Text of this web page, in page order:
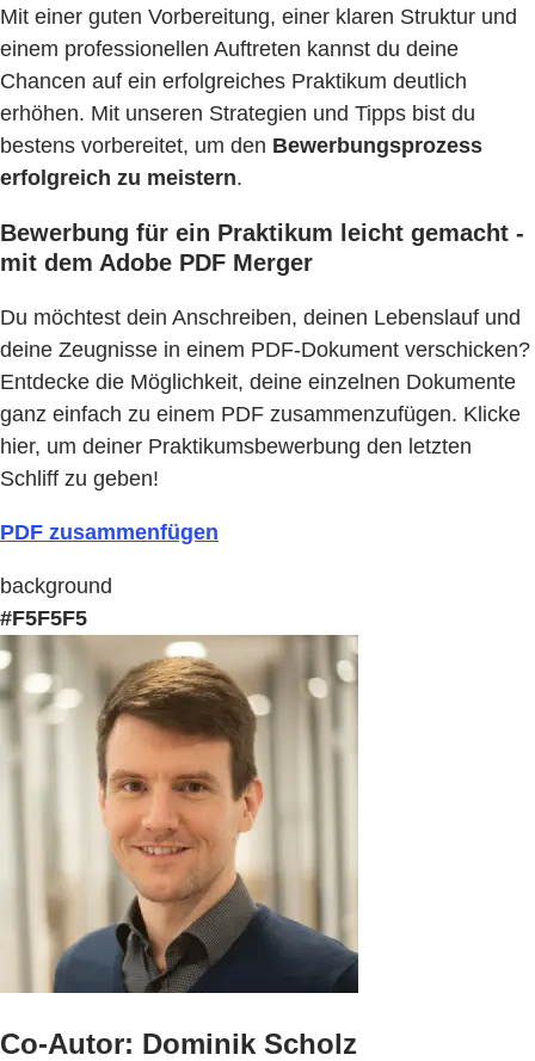
Mit einer guten Vorbereitung, einer klaren Struktur und
einem professionellen Auftreten kannst du deine
Chancen auf ein erfolgreiches Praktikum deutlich
erhöhen. Mit unseren Strategien und Tipps bist du
bestens vorbereitet, um den Bewerbungsprozess
erfolgreich zu meistern.
Bewerbung für ein Praktikum leicht gemacht -
mit dem Adobe PDF Merger
Du möchtest dein Anschreiben, deinen Lebenslauf und
deine Zeugnisse in einem PDF-Dokument verschicken?
Entdecke die Möglichkeit, deine einzelnen Dokumente
ganz einfach zu einem PDF zusammenzufügen. Klicke
hier, um deiner Praktikumsbewerbung den letzten
Schliff zu geben!
PDF zusammenfügen
background
#F5F5F5
Co-Autor: Dominik Scholz